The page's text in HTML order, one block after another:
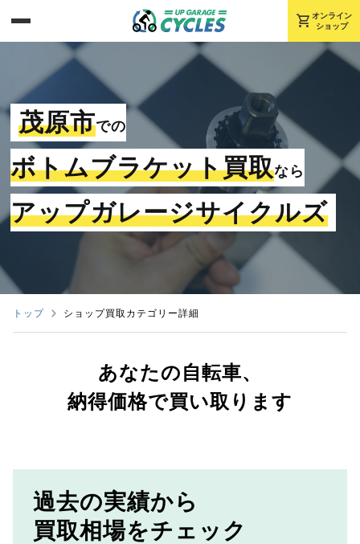
shopping_cart オンライン
ショップ
茂原市での
ボトムブラケット買取なら
アップガレージサイクルズ
トップ ショップ買取カテゴリー詳細
あなたの自転車、
納得価格で買い取ります
過去の実績から
買取相場をチェック